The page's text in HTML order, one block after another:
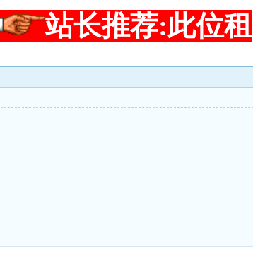
站长推荐:此位租